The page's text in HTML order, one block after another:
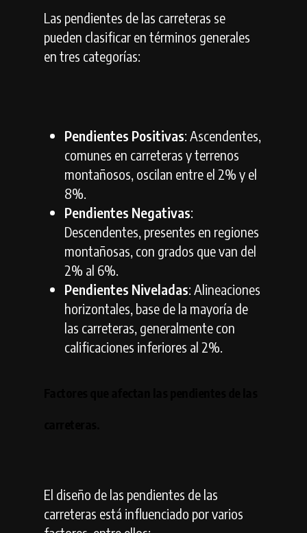
Las pendientes de las carreteras se
pueden clasificar en términos generales
en tres categorías:
Pendientes Positivas: Ascendentes,
comunes en carreteras y terrenos
montañosos, oscilan entre el 2% y el
8%.
Pendientes Negativas:
Descendentes, presentes en regiones
montañosas, con grados que van del
2% al 6%.
Pendientes Niveladas: Alineaciones
horizontales, base de la mayoría de
las carreteras, generalmente con
calificaciones inferiores al 2%.
El diseño de las pendientes de las
carreteras está influenciado por varios